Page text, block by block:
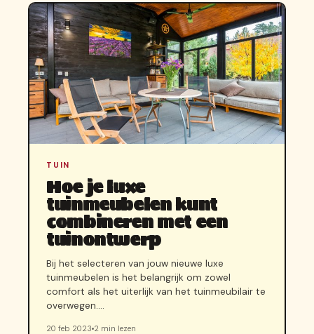
TUIN
Hoe je luxe
tuinmeubelen kunt
combineren met een
tuinontwerp
Bij het selecteren van jouw nieuwe luxe
tuinmeubelen is het belangrijk om zowel
comfort als het uiterlijk van het tuinmeubilair te
overwegen.…
20 feb 2023 2 min lezen